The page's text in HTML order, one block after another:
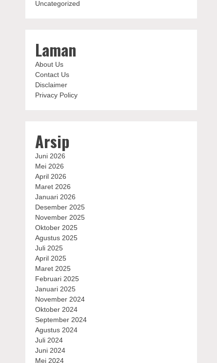
Uncategorized
Laman
About Us
Contact Us
Disclaimer
Privacy Policy
Arsip
Juni 2026
Mei 2026
April 2026
Maret 2026
Januari 2026
Desember 2025
November 2025
Oktober 2025
Agustus 2025
Juli 2025
April 2025
Maret 2025
Februari 2025
Januari 2025
November 2024
Oktober 2024
September 2024
Agustus 2024
Juli 2024
Juni 2024
Mei 2024